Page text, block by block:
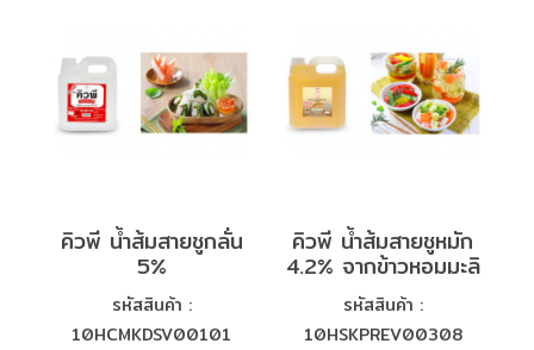
คิวพี น้ำส้มสายชูกลั่น
5%
รหัสสินค้า :
10HCMKDSV00101
คิวพี น้ำส้มสายชูหมัก
4.2% จากข้าวหอมมะลิ
รหัสสินค้า :
10HSKPREV00308